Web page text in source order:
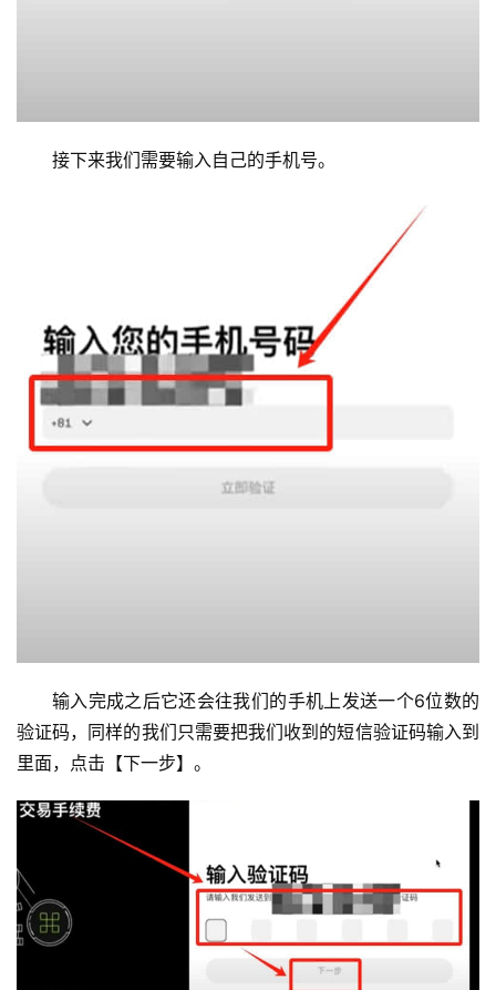
接下来我们需要输入自己的手机号。
输入完成之后它还会往我们的手机上发送一个6位数的
验证码，同样的我们只需要把我们收到的短信验证码输入到
里面，点击【下一步】。